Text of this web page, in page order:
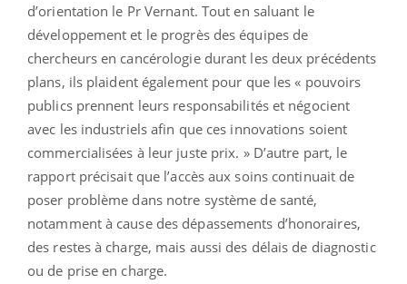
d’orientation le Pr Vernant. Tout en saluant le
développement et le progrès des équipes de
chercheurs en cancérologie durant les deux précédents
plans, ils plaident également pour que les « pouvoirs
publics prennent leurs responsabilités et négocient
avec les industriels afin que ces innovations soient
commercialisées à leur juste prix. » D’autre part, le
rapport précisait que l’accès aux soins continuait de
poser problème dans notre système de santé,
notamment à cause des dépassements d’honoraires,
des restes à charge, mais aussi des délais de diagnostic
ou de prise en charge.